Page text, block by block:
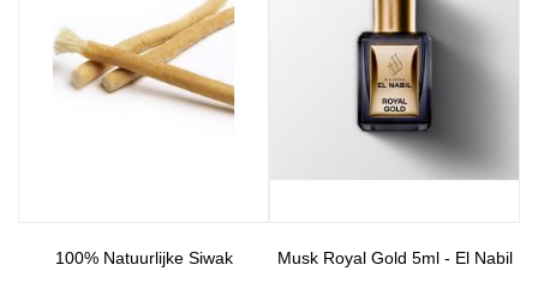
100% Natuurlijke Siwak Musk Royal Gold 5ml - El Nabil